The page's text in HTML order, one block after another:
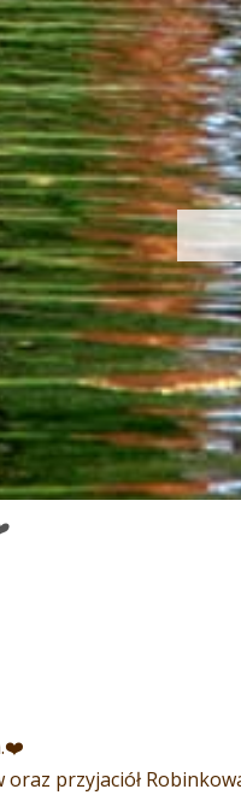
oraz przyjaciół